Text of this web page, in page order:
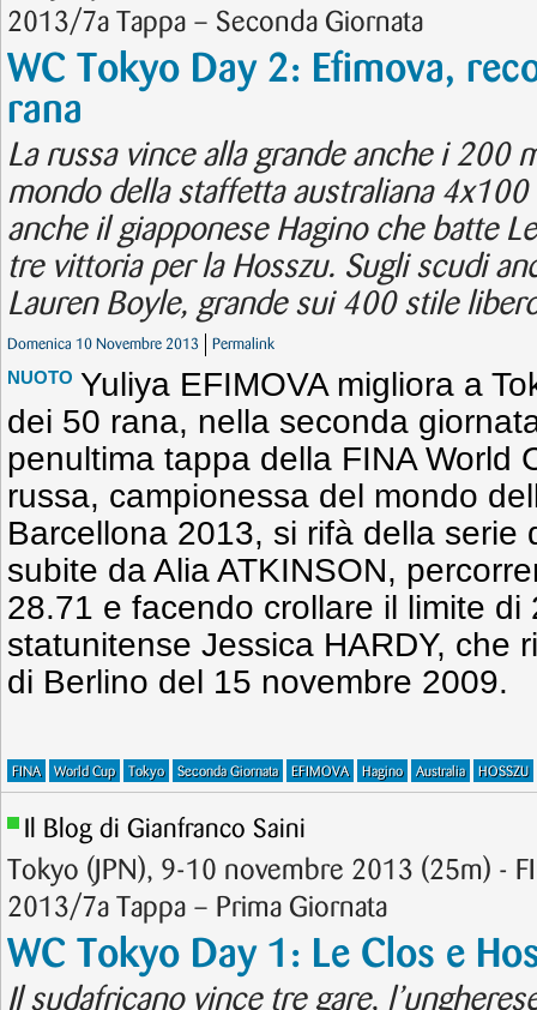
2013/7a Tappa – Seconda Giornata
WC Tokyo Day 2: Efimova,
rana
La russa vince alla grande anche i 200
mondo della staffetta australiana
anche il giapponese Hagino che batte
tre vittoria per la Hosszu. Sugli scudi
Lauren Boyle, grande sui 400 stile
Domenica 10 Novembre 2013 Permalink
NUOTO Yuliya EFIMOVA migliora a
dei 50 rana, nella seconda
penultima tappa della FINA World
russa, campionessa del mondo
Barcellona 2013, si rifà della serie
subite da Alia ATKINSON,
28.71 e facendo crollare il limite di
statunitense Jessica HARDY, che
di Berlino del 15 novembre 2009.
FINA World Cup Tokyo Seconda Giornata EFIMOVA Hagino Australia HOSSZU
Il Blog di Gianfranco Saini
Tokyo (JPN), 9-10 novembre 2013 (25m) -
2013/7a Tappa – Prima Giornata
WC Tokyo Day 1: Le Clos e
Il sudafricano vince tre gare,